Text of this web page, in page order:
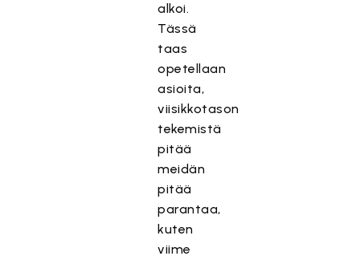
alkoi.
Tässä
taas
opetellaan
asioita,
viisikkotason
tekemistä
pitää
meidän
pitää
parantaa,
kuten
viime